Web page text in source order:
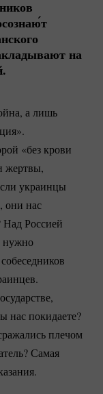
на
а лишь
«без крови
жертвы,
украинцы
они нас
Над Россией
нужно
нас покидаете?
плечом
Самая